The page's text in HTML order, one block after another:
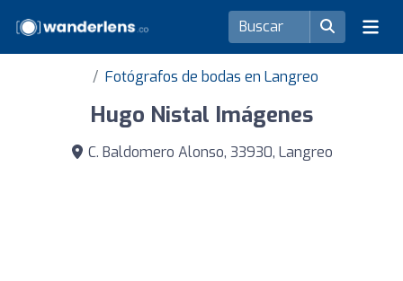
Fotógrafos de bodas en Langreo
Hugo Nistal Imágenes
C. Baldomero Alonso, 33930, Langreo